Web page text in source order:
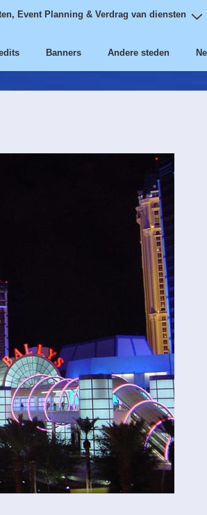
Event Planning & Verdrag van diensten
Banners Andere steden